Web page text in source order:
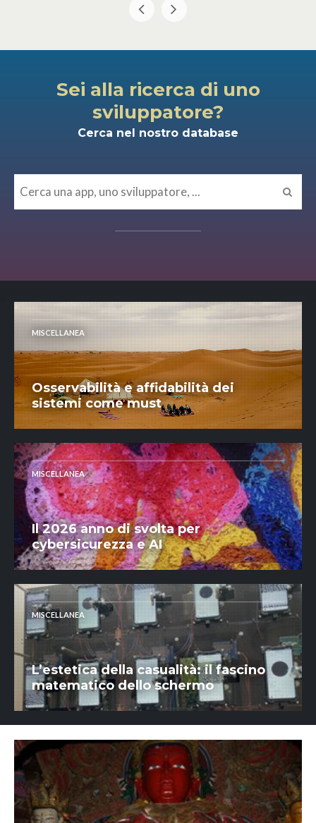
Sei alla ricerca di uno
sviluppatore?
Cerca nel nostro database
MISCELLANEA
Osservabilità e affidabilità dei
sistemi come must
MISCELLANEA
Il 2026 anno di svolta per
cybersicurezza e AI
MISCELLANEA
L’estetica della casualità: il fascino
matematico dello schermo